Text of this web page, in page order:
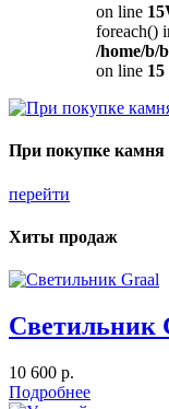
on line 15
foreach()
/home/b/
on line 15
При покупке камня
перейти
Хиты продаж
Светильник
10 600 р.
Подробнее